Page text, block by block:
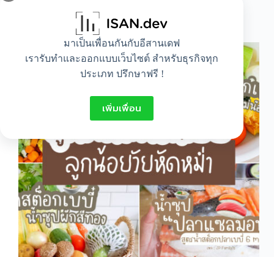
มาเป็นเพื่อนกันกับอีสานเดฟ
เรารับทำและออกแบบเว็บไซต์ สำหรับธุรกิจทุก
ประเภท ปรึกษาฟรี !
เพิ่มเพื่อน
รวมสูตรน้ำสต็อกลูกน้อยวัย6เดือนขึ้นไป